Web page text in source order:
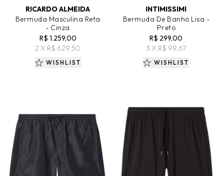
RICARDO ALMEIDA
Bermuda Masculina Reta
- Cinza
R$ 1.259,00
2 X R$ 629,50
WISHLIST
INTIMISSIMI
Bermuda De Banho Lisa -
Preto
R$ 299,00
3 X R$ 99,67
WISHLIST